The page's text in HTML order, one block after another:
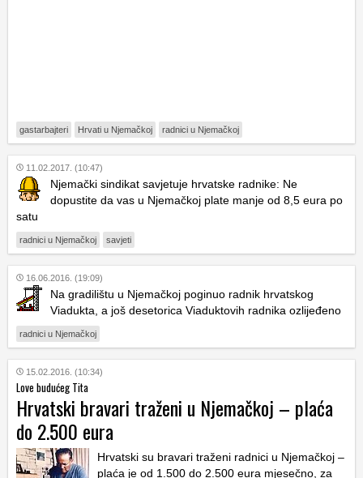
gastarbajteri Hrvati u Njemačkoj radnici u Njemačkoj
11.02.2017. (10:47)
Njemački sindikat savjetuje hrvatske radnike: Ne
dopustite da vas u Njemačkoj plate manje od 8,5 eura po
satu
radnici u Njemačkoj savjeti
16.06.2016. (19:09)
Na gradilištu u Njemačkoj poginuo radnik hrvatskog
Viadukta, a još desetorica Viaduktovih radnika ozlijeđeno
radnici u Njemačkoj
15.02.2016. (10:34)
Love budućeg Tita
Hrvatski bravari traženi u Njemačkoj – plaća
do 2.500 eura
Hrvatski su bravari traženi radnici u Njemačkoj –
plaća je od 1.500 do 2.500 eura mjesečno, za